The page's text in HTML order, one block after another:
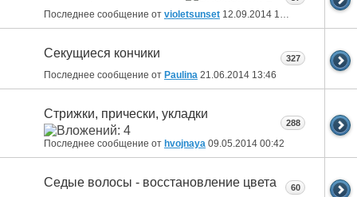
Последнее сообщение от violetsunset 12.09.2014 14:08
Секущиеся кончики
Последнее сообщение от Paulina 21.06.2014 13:46
327
Стрижки, прически, укладки
Последнее сообщение от hvojnaya 09.05.2014 00:42
288
Седые волосы - восстановление цвета 60